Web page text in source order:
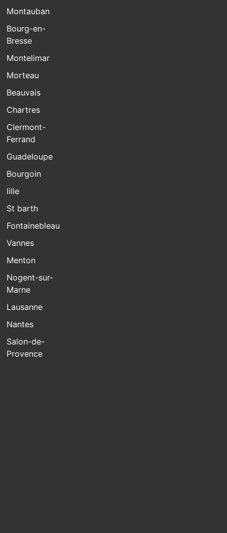
Montauban
Bourg-en-
Bresse
Montelimar
Morteau
Beauvais
Chartres
Clermont-
Ferrand
Guadeloupe
Bourgoin
lille
St barth
Fontainebleau
Vannes
Menton
Nogent-sur-
Marne
Lausanne
Nantes
Salon-de-
Provence